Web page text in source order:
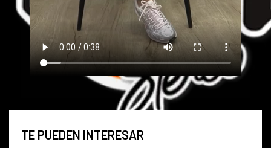
TE PUEDEN INTERESAR